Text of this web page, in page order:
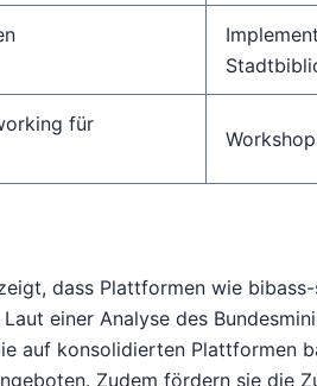
für
dass Plattformen wie
einer Analyse des
auf konsolidierten Plattformen
Zudem fördern sie die